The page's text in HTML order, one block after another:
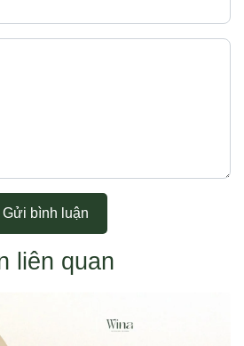
Gửi bình luận
liên quan